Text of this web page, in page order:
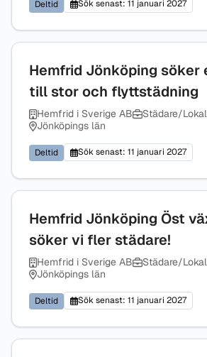
Deltid Sök senast: 11 januari 2027
Hemfrid Jönköping söker
till stor och flyttstädning
Hemfrid i Sverige AB
Städare/
Jönköpings län
Deltid Sök senast: 11 januari 2027
Hemfrid Jönköping Öst
söker vi fler städare!
Hemfrid i Sverige AB
Städare/
Jönköpings län
Deltid Sök senast: 11 januari 2027